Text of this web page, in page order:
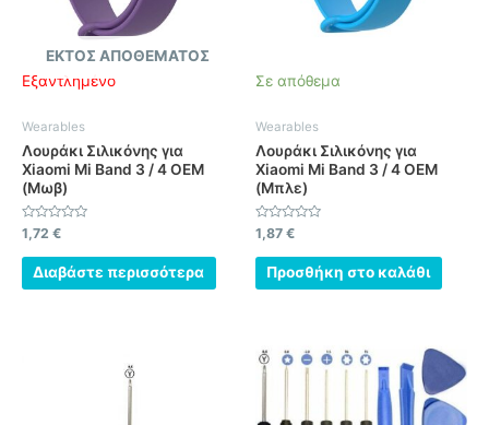
ΕΚΤΌΣ ΑΠΟΘΈΜΑΤΟΣ
Εξαντλημένο
Wearables
Λουράκι Σιλικόνης για
Xiaomi Mi Band 3 / 4 OEM
(Μωβ)
Βαθμολογήθηκε
με
0
από
1,72 €
Διαβάστε περισσότερα
Σε απόθεμα
Wearables
Λουράκι Σιλικόνης για
Xiaomi Mi Band 3 / 4 OEM
(Μπλε)
Βαθμολογήθηκε
με
0
από
1,87 €
Προσθήκη στο καλάθι